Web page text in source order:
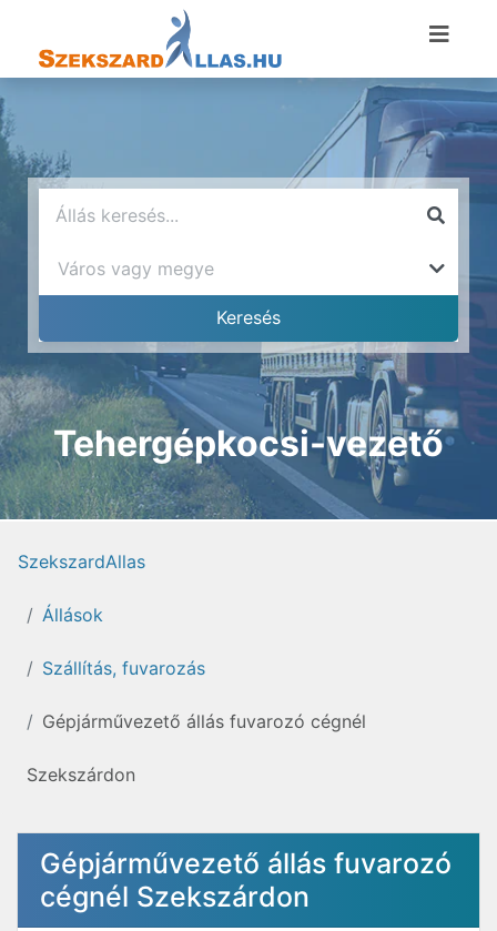
Tehergépkocsi-vezető
SzekszardAllas
Állások
Szállítás, fuvarozás
Gépjárművezető állás fuvarozó cégnél
Szekszárdon
Gépjárművezető állás fuvarozó
cégnél Szekszárdon